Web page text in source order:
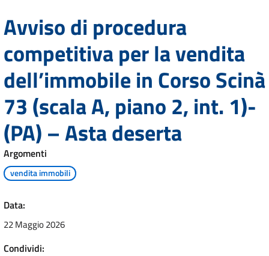
Avviso di procedura
competitiva per la vendita
dell’immobile in Corso Scinà
73 (scala A, piano 2, int. 1)-
(PA) – Asta deserta
Argomenti
vendita immobili
Data:
22 Maggio 2026
Condividi: